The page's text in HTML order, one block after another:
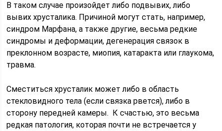
В таком случае произойдет либо подвывих, либо
вывих хрусталика. Причиной могут стать, например,
синдром Марфана, а также другие, весьма редкие
синдромы и деформации, дегенерация связок в
преклонном возрасте, миопия, катаракта или глаукома,
травма.
Сместиться хрусталик может либо в область
стекловидного тела (если связка рвется), либо в
сторону передней камеры. К счастью, это весьма
редкая патология, которая почти не встречается у